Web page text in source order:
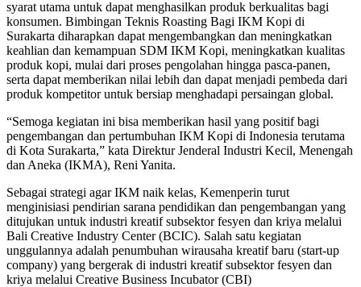
syarat utama untuk dapat menghasilkan produk berkualitas bagi
konsumen. Bimbingan Teknis Roasting Bagi IKM Kopi di
Surakarta diharapkan dapat mengembangkan dan meningkatkan
keahlian dan kemampuan SDM IKM Kopi, meningkatkan kualitas
produk kopi, mulai dari proses pengolahan hingga pasca-panen,
serta dapat memberikan nilai lebih dan dapat menjadi pembeda dari
produk kompetitor untuk bersiap menghadapi persaingan global.
“Semoga kegiatan ini bisa memberikan hasil yang positif bagi
pengembangan dan pertumbuhan IKM Kopi di Indonesia terutama
di Kota Surakarta,” kata Direktur Jenderal Industri Kecil, Menengah
dan Aneka (IKMA), Reni Yanita.
Sebagai strategi agar IKM naik kelas, Kemenperin turut
menginisiasi pendirian sarana pendidikan dan pengembangan yang
ditujukan untuk industri kreatif subsektor fesyen dan kriya melalui
Bali Creative Industry Center (BCIC). Salah satu kegiatan
unggulannya adalah penumbuhan wirausaha kreatif baru (start-up
company) yang bergerak di industri kreatif subsektor fesyen dan
kriya melalui Creative Business Incubator (CBI)